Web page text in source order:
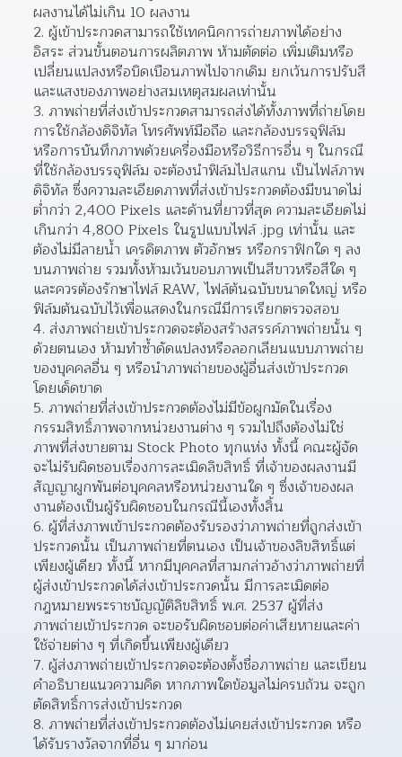
ผลงานได้ไม่เกิน 10 ผลงาน
ผู้เข้าประกวดสามารถใช้เทคนิคการถ่ายภาพได้อย่าง
อิสระ ส่วนขั้นตอนการผลิตภาพ ห้ามตัดต่อ เพิ่มเติมหรือ
เปลี่ยนแปลงหรือบิดเบือนภาพไปจากเดิม ยกเว้นการปรับสี
และแสงของภาพอย่างสมเหตุสมผลเท่านั้น
ภาพถ่ายที่ส่งเข้าประกวดสามารถส่งได้ทั้งภาพที่ถ่ายโดย
การใช้กล้องดิจิทัล โทรศัพท์มือถือ และกล้องบรรจุฟิล์ม
หรือการบันทึกภาพด้วยเครื่องมือหรือวิธีการอื่น ๆ ในกรณี
ที่ใช้กล้องบรรจุฟิล์ม จะต้องนําฟิล์มไปสแกน เป็นไฟล์ภาพ
ดิจิทัล ซึ่งความละเอียดภาพที่ส่งเข้าประกวดต้องมีขนาดไม่
ต่ํากว่า 2,400 Pixels และด้านที่ยาวที่สุด ความละเอียดไม่
เกินกว่า 4,800 Pixels ในรูปแบบไฟล์ .jpg เท่านั้น และ
ต้องไม่มีลายน้ำ เครดิตภาพ ตัวอักษร หรือกราฟิกใด ๆ ลง
บนภาพถ่าย รวมทั้งห้ามเว้นขอบภาพเป็นสีขาวหรือสีใด ๆ
และควรต้องรักษาไฟล์ RAW, ไฟล์ต้นฉบับขนาดใหญ่ หรือ
ฟิล์มต้นฉบับไว้เพื่อแสดงในกรณีมีการเรียกตรวจสอบ
ส่งภาพถ่ายเข้าประกวดจะต้องสร้างสรรค์ภาพถ่ายนั้น ๆ
ด้วยตนเอง ห้ามทําซ้ำดัดแปลงหรือลอกเลียนแบบภาพถ่าย
ของบุคคลอื่น ๆ หรือนําภาพถ่ายของผู้อื่นส่งเข้าประกวด
โดยเด็ดขาด
ภาพถ่ายที่ส่งเข้าประกวดต้องไม่มีข้อผูกมัดในเรื่อง
กรรมสิทธิ์ภาพจากหน่วยงานต่าง ๆ รวมไปถึงต้องไม่ใช่
ภาพที่ส่งขายตาม Stock Photo ทุกแห่ง ทั้งนี้ คณะผู้จัด
จะไม่รับผิดชอบเรื่องการละเมิดลิขสิทธิ์ ที่เจ้าของผลงานมี
สัญญาผูกพันต่อบุคคลหรือหน่วยงานใด ๆ ซึ่งเจ้าของผล
งานต้องเป็นผู้รับผิดชอบในกรณีนี้เองทั้งสิ้น
ผู้ที่ส่งภาพเข้าประกวดต้องรับรองว่าภาพถ่ายที่ถูกส่งเข้า
ประกวดนั้น เป็นภาพถ่ายที่ตนเอง เป็นเจ้าของลิขสิทธิ์แต่
เพียงผู้เดียว ทั้งนี้ หากมีบุคคลที่สามกล่าวอ้างว่าภาพถ่ายที่
ผู้ส่งเข้าประกวดได้ส่งเข้าประกวดนั้น มีการละเมิดต่อ
กฎหมายพระราชบัญญัติลิขสิทธิ์ พ.ศ. 2537 ผู้ที่ส่ง
ภาพถ่ายเข้าประกวด จะขอรับผิดชอบต่อค่าเสียหายและค่า
ใช้จ่ายต่าง ๆ ที่เกิดขึ้นเพียงผู้เดียว
ผู้ส่งภาพถ่ายเข้าประกวดจะต้องตั้งชื่อภาพถ่าย และเขียน
คําอธิบายแนวความคิด หากภาพใดข้อมูลไม่ครบถ้วน จะถูก
ตัดสิทธิ์การส่งเข้าประกวด
ภาพถ่ายที่ส่งเข้าประกวดต้องไม่เคยส่งเข้าประกวด หรือ
ได้รับรางวัลจากที่อื่น ๆ มาก่อน